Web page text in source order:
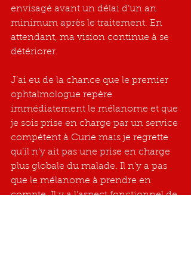
envisagé avant un délai d’un an
minimum après le traitement. En
attendant, ma vision continue à se
détériorer.
J’ai eu de la chance que le premier
ophtalmologue repère
immédiatement le mélanome et que
je sois prise en charge par un service
compétent à Curie mais je regrette
qu’il n’y ait pas une prise en charge
plus globale du malade. Il n’y a pas
que le mélanome à prendre en
compte. Il y a l’aspect fonctionnel de